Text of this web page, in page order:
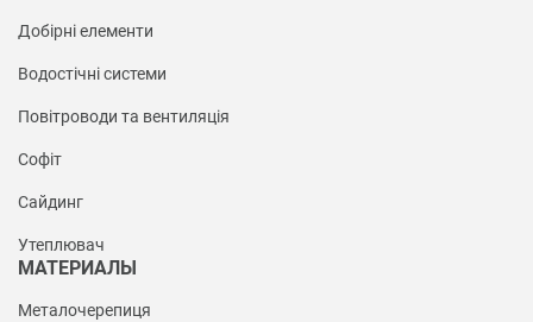
Добірні елементи
Водостічні системи
Повітроводи та вентиляція
Софіт
Сайдинг
Утеплювач
МАТЕРИАЛЫ
Металочерепиця